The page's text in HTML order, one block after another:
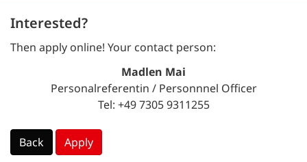
Interested?
Then apply online! Your contact person:
Madlen Mai
Personalreferentin / Personnnel Officer
Tel: +49 7305 9311255
Back Apply